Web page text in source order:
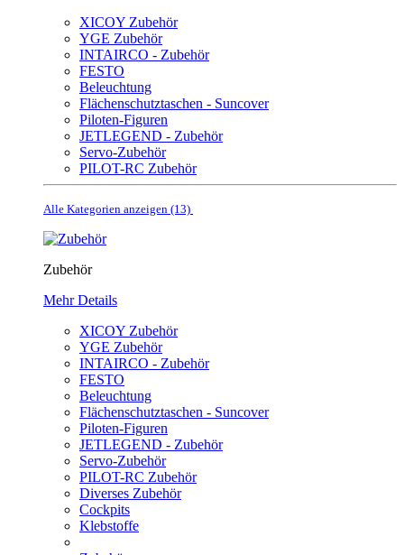
XICOY Zubehör
YGE Zubehör
INTAIRCO - Zubehör
FESTO
Beleuchtung
Flächenschutztaschen - Suncover
Piloten-Figuren
JETLEGEND - Zubehör
Servo-Zubehör
PILOT-RC Zubehör
Alle Kategorien anzeigen (13)
Zubehör
Mehr Details
XICOY Zubehör
YGE Zubehör
INTAIRCO - Zubehör
FESTO
Beleuchtung
Flächenschutztaschen - Suncover
Piloten-Figuren
JETLEGEND - Zubehör
Servo-Zubehör
PILOT-RC Zubehör
Diverses Zubehör
Cockpits
Klebstoffe